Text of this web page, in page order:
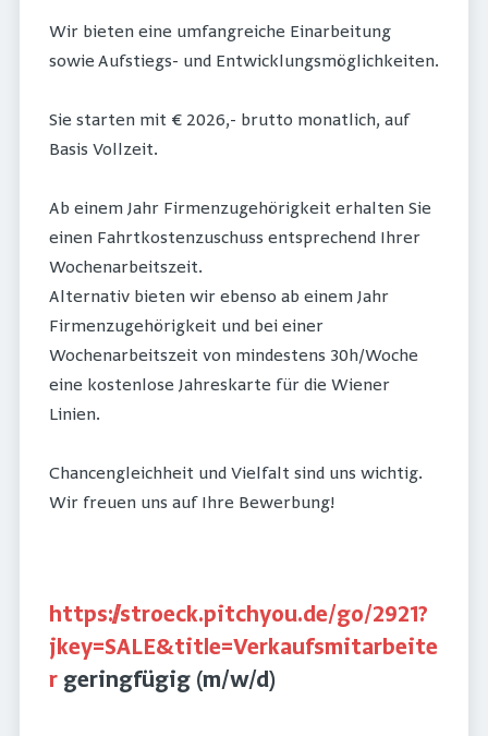
Wir bieten eine umfangreiche Einarbeitung
sowie Aufstiegs- und Entwicklungsmöglichkeiten.
Sie starten mit € 2026,- brutto monatlich, auf
Basis Vollzeit.
Ab einem Jahr Firmenzugehörigkeit erhalten Sie
einen Fahrtkostenzuschuss entsprechend Ihrer
Wochenarbeitszeit.
Alternativ bieten wir ebenso ab einem Jahr
Firmenzugehörigkeit und bei einer
Wochenarbeitszeit von mindestens 30h/Woche
eine kostenlose Jahreskarte für die Wiener
Linien.
Chancengleichheit und Vielfalt sind uns wichtig.
Wir freuen uns auf Ihre Bewerbung!
https://stroeck.pitchyou.de/go/2921?
jkey=SALE&title=Verkaufsmitarbeite
r geringfügig (m/w/d)